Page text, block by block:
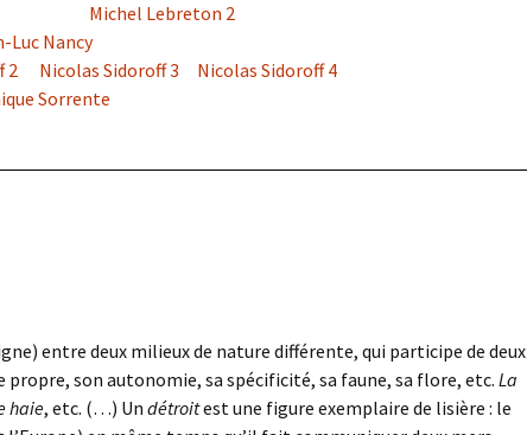
Michel Lebreton 2
Luc Nancy
2 Nicolas Sidoroff 3
Nicolas Sidoroff 4
Sorrente
entre deux milieux de nature différente, qui participe de deux
propre, son autonomie, sa spécificité, sa faune, sa flore, etc. La
haie, etc. (…) Un détroitest une figure exemplaire de lisière : le